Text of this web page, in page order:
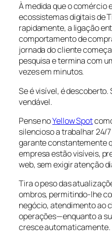
À medida que o comércio
ecossistemas digitais de
rapidamente, a ligação
comportamento de
jornada do cliente
pesquisa e termina com
vezes em minutos.
Se é visível, é descoberto.
vendável.
Pense noYellow Spot
silencioso a trabalhar 24/
garante constantemente
empresa estão visíveis,
web, sem exigir atenção
Tira o peso das
ombros, permitindo-lhe
negócio, atendimento ao
operações—enquanto a
cresce automaticamente.